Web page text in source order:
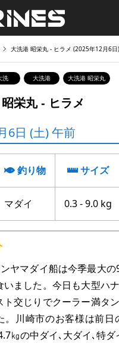
大洗港 昭栄丸 ‐ ヒラメ (2025年12月6日)
洗 大洗港 大洗港 昭栄丸
栄丸 ‐ ヒラメ
6日 (土) 午前
釣り物 サイズ
マダイ 0.3 - 9.0 kg
ヤマダイ船は今季最大
いました。今日も大型ハ
ト交じりでクーラー満タ
。川崎市のお客様は前日
㎏の中ダイ､大ダイ､特ダ